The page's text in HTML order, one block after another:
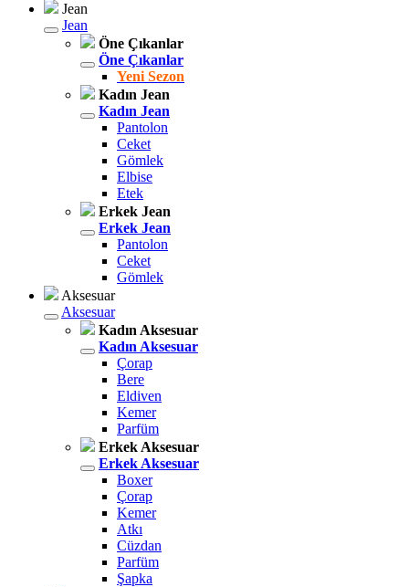
Jean
Jean
Öne Çıkanlar
Öne Çıkanlar
Yeni Sezon
Kadın Jean
Kadın Jean
Pantolon
Ceket
Gömlek
Elbise
Etek
Erkek Jean
Erkek Jean
Pantolon
Ceket
Gömlek
Aksesuar
Aksesuar
Kadın Aksesuar
Kadın Aksesuar
Çorap
Bere
Eldiven
Kemer
Parfüm
Erkek Aksesuar
Erkek Aksesuar
Boxer
Çorap
Kemer
Atkı
Cüzdan
Parfüm
Şapka